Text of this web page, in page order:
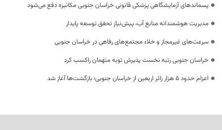
پسماندهای آزمایشگاهی پزشکی قانونی خراسان جنوبی مکانیزه دفع می‌شود
مدیریت هوشمندانه منابع آب، پیش‌نیاز تحقق توسعه پایدار
سرعت‌های غیرمجاز و خلاء مجتمع‌های رفاهی در خراسان جنوبی
خراسان جنوبی رتبه نخست پذیرش توبه متهمان راکسب کرد
اعزام حدود 5 هزار زائر اربعین از خراسان جنوبی؛ بازگشت‌ها آغاز شد